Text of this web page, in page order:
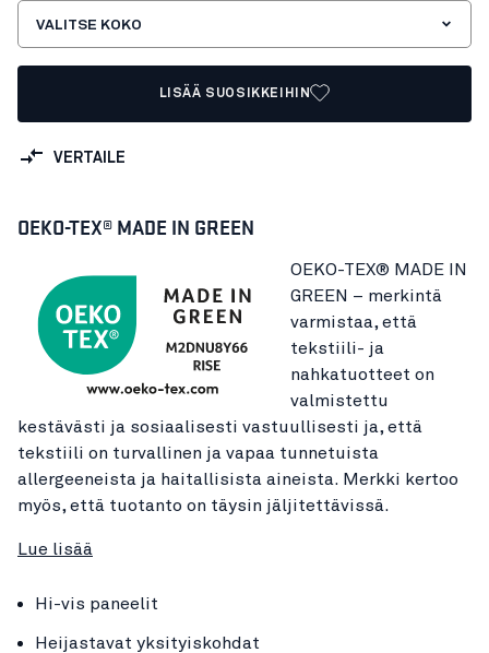
VALITSE KOKO
LISÄÄ SUOSIKKEIHIN
VERTAILE
OEKO-TEX® MADE IN GREEN
OEKO-TEX® MADE IN
GREEN – merkintä
varmistaa, että
tekstiili- ja
nahkatuotteet on
valmistettu
kestävästi ja sosiaalisesti vastuullisesti ja, että
tekstiili on turvallinen ja vapaa tunnetuista
allergeeneista ja haitallisista aineista. Merkki kertoo
myös, että tuotanto on täysin jäljitettävissä.
Lue lisää
Hi-vis paneelit
Heijastavat yksityiskohdat